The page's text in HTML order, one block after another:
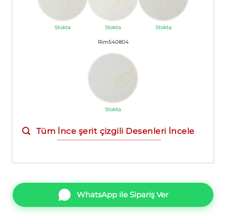
Stokta Stokta Stokta
Rim540804
Stokta
Tüm İnce şerit çizgili Desenleri İncele
WhatsApp ile Sipariş Ver